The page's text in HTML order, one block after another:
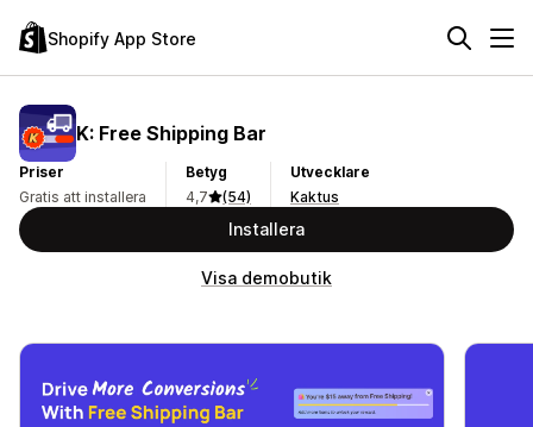
Shopify App Store
K: Free Shipping Bar
Priser
Gratis att installera
Betyg
4,7
(54)
Utvecklare
Kaktus
Installera
Visa demobutik